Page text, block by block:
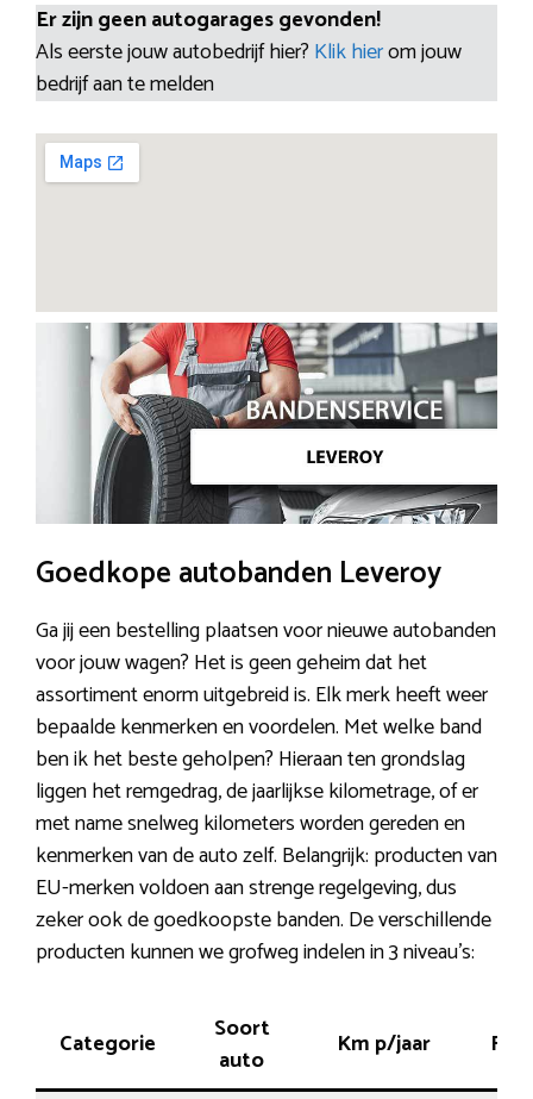
Er zijn geen autogarages gevonden!
Als eerste jouw autobedrijf hier? Klik hierom jouw
bedrijf aan te melden
Goedkope autobanden Leveroy
Ga jij een bestelling plaatsen voor nieuwe autobanden
voor jouw wagen? Het is geen geheim dat het
assortiment enorm uitgebreid is. Elk merk heeft weer
bepaalde kenmerken en voordelen. Met welke band
ben ik het beste geholpen? Hieraan ten grondslag
liggen het remgedrag, de jaarlijkse kilometrage, of er
met name snelweg kilometers worden gereden en
kenmerken van de auto zelf. Belangrijk: producten van
EU-merken voldoen aan strenge regelgeving, dus
zeker ook de goedkoopste banden. De verschillende
producten kunnen we grofweg indelen in 3 niveau’s:
Categorie
Soort
auto
Km p/jaar